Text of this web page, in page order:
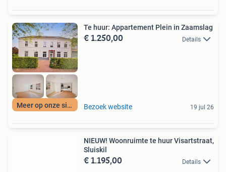
Meer op onze site
Te huur: Appartement Plein in Zaamslag
€ 1.250,00 Details
Bezoek website 19 jul 26
NIEUW! Woonruimte te huur Visartstraat,
Sluiskil
€ 1.195,00 Details